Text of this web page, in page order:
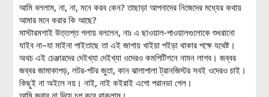
আমি বললাম, না, না, মনে করব কেন? তাছাড়া আপনাদের নিজেদের মধ্যের কথায়
আমার মনে করার কি আছে?
মাস্টারমশাই উত্তপ্ত গলায় বললেন, নাঃ এ ছাওয়াল-পাওয়ালগুলোকে শুধরানো
যাইব না–যা মাইনা পাইতাছে তা এই জাগায় খাইয়া পইড়া থাকার পক্ষে যথেষ্ট।
অথচ এই চেঞ্জারদের দেইখ্যা দেইখ্যা ওদেরও কমপিটিশনে নামন লাগব। জব্বর
জব্বর জামাকাপড়, লটর-পটর জুতা, কান ঝালাপালা ট্রানজিস্টর সবই ওদেরও চাই।
কিছুই না অইলে নয়। নাই, নাই কইরাই এগো পরানডা গেল।